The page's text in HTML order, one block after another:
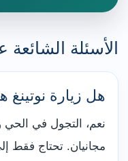
الأسئلة الشائعة
هل زيارة نوتينغ
نعم، التجول في الحي
مجانيان. تحتاج فقط